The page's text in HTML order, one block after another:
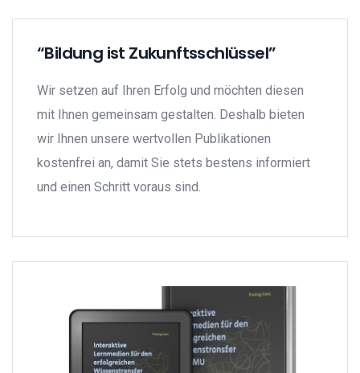
“Bildung ist Zukunftsschlüssel”
Wir setzen auf Ihren Erfolg und möchten diesen
mit Ihnen gemeinsam gestalten. Deshalb bieten
wir Ihnen unsere wertvollen Publikationen
kostenfrei an, damit Sie stets bestens informiert
und einen Schritt voraus sind.